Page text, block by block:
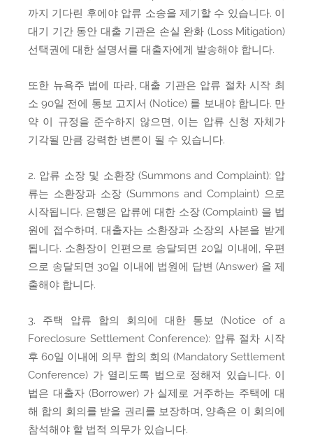
까지 기다린 후에야 압류 소송을 제기할 수 있습니다. 이
대기 기간 동안 대출 기관은 손실 완화 (Loss Mitigation)
선택권에 대한 설명서를 대출자에게 발송해야 합니다.
또한 뉴욕주 법에 따라, 대출 기관은 압류 절차 시작 최
소 90일 전에 통보 고지서 (Notice) 를 보내야 합니다. 만
약 이 규정을 준수하지 않으면, 이는 압류 신청 자체가
기각될 만큼 강력한 변론이 될 수 있습니다.
2. 압류 소장 및 소환장 (Summons and Complaint): 압
류는 소환장과 소장 (Summons and Complaint) 으로
시작됩니다. 은행은 압류에 대한 소장 (Complaint) 을 법
원에 접수하며, 대출자는 소환장과 소장의 사본을 받게
됩니다. 소환장이 인편으로 송달되면 20일 이내에, 우편
으로 송달되면 30일 이내에 법원에 답변 (Answer) 을 제
출해야 합니다.
3. 주택 압류 합의 회의에 대한 통보 (Notice of a
Foreclosure Settlement Conference): 압류 절차 시작
후 60일 이내에 의무 합의 회의 (Mandatory Settlement
Conference) 가 열리도록 법으로 정해져 있습니다. 이
법은 대출자 (Borrower) 가 실제로 거주하는 주택에 대
해 합의 회의를 받을 권리를 보장하며, 양측은 이 회의에
참석해야 할 법적 의무가 있습니다.